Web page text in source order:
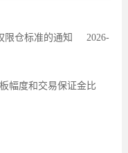
限仓标准的通知
2026-
幅度和交易保证金比